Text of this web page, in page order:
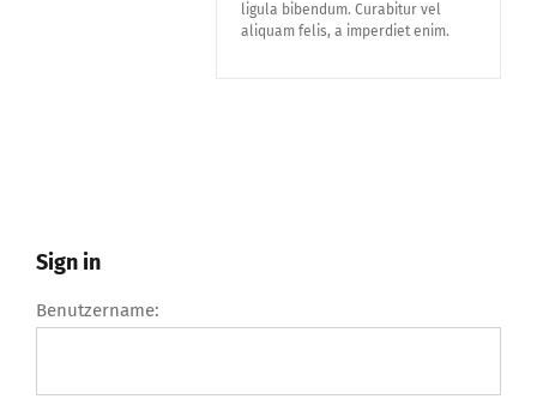
ligula bibendum. Curabitur vel
aliquam felis, a imperdiet enim.
Sign in
Benutzername: